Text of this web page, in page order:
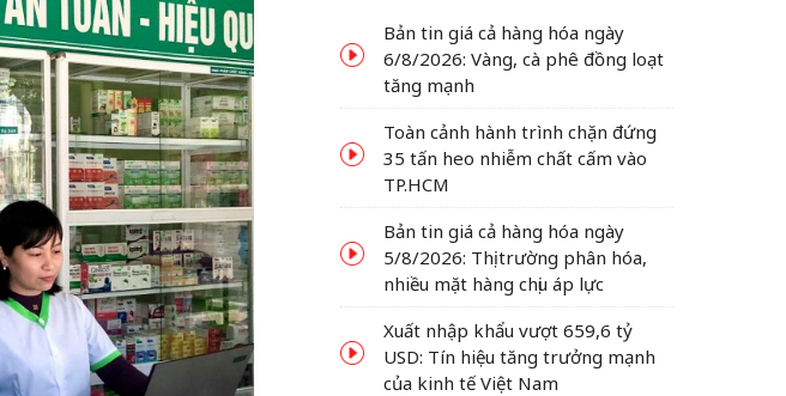
dầu thế giới bật tăng
Bản tin giá cả hàng hóa ngày
6/8/2026: Vàng, cà phê đồng loạt
tăng mạnh
Toàn cảnh hành trình chặn đứng
35 tấn heo nhiễm chất cấm vào
TP.HCM
Bản tin giá cả hàng hóa ngày
5/8/2026: Thị trường phân hóa,
nhiều mặt hàng chịu áp lực
Xuất nhập khẩu vượt 659,6 tỷ
USD: Tín hiệu tăng trưởng mạnh
của kinh tế Việt Nam